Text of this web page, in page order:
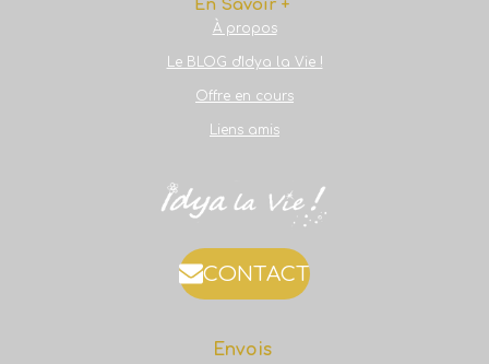
En Savoir +
À propos
Le BLOG d'Idya la Vie !
Offre en cours
Liens amis
CONTACT
Envois